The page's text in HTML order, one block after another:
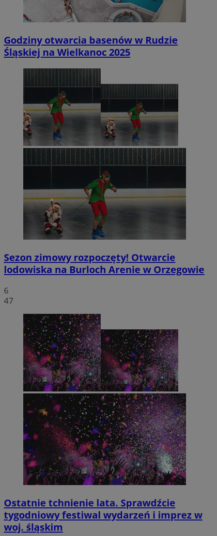
Godziny otwarcia basenów w Rudzie
Śląskiej na Wielkanoc 2025
Sezon zimowy rozpoczęty! Otwarcie
lodowiska na Burloch Arenie w Orzegowie
6
47
Ostatnie tchnienie lata. Sprawdźcie
tygodniowy festiwal wydarzeń i imprez w
woj. śląskim